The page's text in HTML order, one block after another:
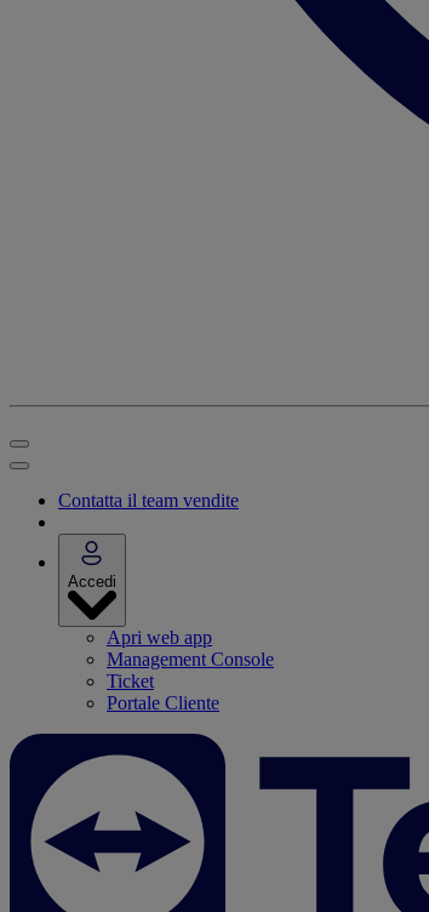
Contatta il team vendite
Accedi
Apri web app
Management Console
Ticket
Portale Cliente